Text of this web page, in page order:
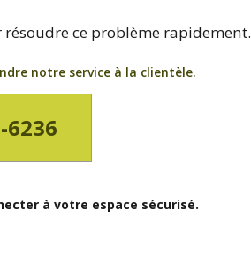
ce problème rapidement.
notre service à la clientèle.
6236
à votre espace sécurisé.